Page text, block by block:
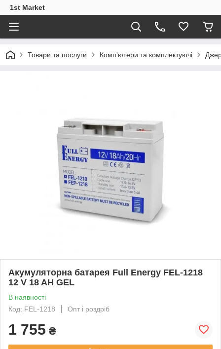
1st Market
Товари та послуги Комп'ютери та комплектуючі
Акумуляторна батарея Full Energy FEL-1218
12 V 18 AH GEL
В наявності
Код: FEL-1218
Опт і роздріб
1 755 ₴